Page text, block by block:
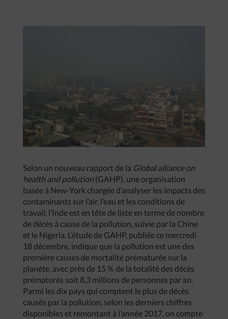
Selon un nouveau rapport de la Global alliance on
health and pollution (GAHP), une organisation
basée à New-York chargée d’analyser les impacts des
contaminants sur l’air, l’eau et les conditions de
travail, l’Inde est en tête de liste en terme de nombre
de décès à cause de la pollution, suivie par la Chine
et le Nigeria. L’étude de GAHP, publiée ce mercredi
18 décembre, indique que la pollution est une des
première causes de mortalité prématurée sur la
planète, avec près de 15 % de la totalité des décès
prématurés soit 8,3 millions de personnes par an.
Parmi les dix pays qui comptent le plus de décès
causés par la pollution, selon les derniers chiffres
disponibles et remontant à l’année 2017, on compte